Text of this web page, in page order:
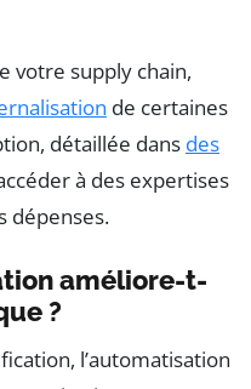
votre supply chain,
de certaines
détaillée dans des
à des expertises
dépenses.
améliore-t-
?
l’automatisation